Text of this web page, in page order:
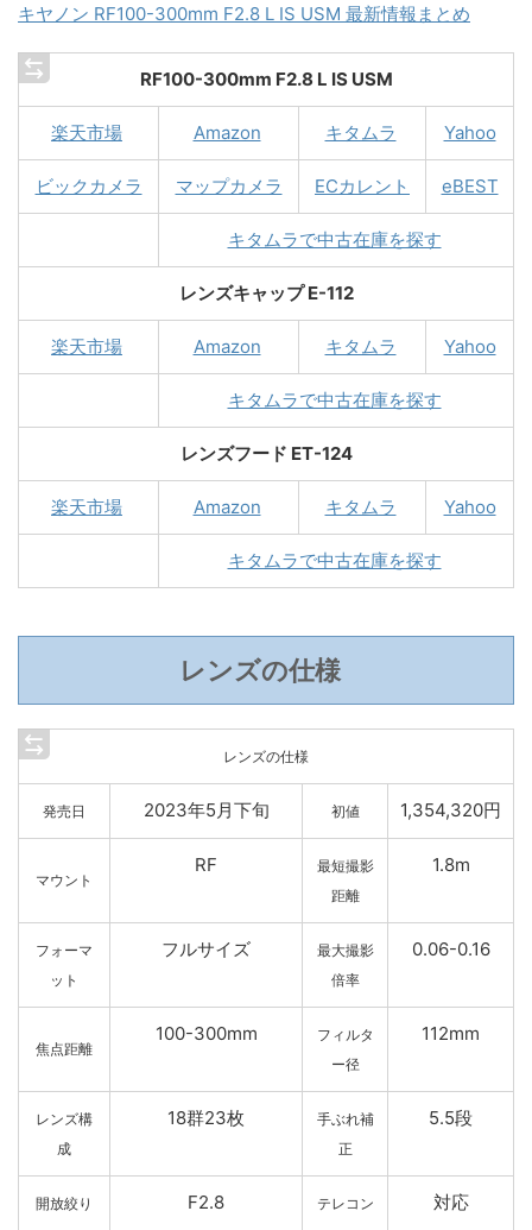
キヤノン RF100-300mm F2.8 L IS USM 最新情報まとめ
RF100-300mm F2.8 L IS USM
楽天市場 Amazon キタムラ Yahoo
ビックカメラ マップカメラ ECカレント eBEST
キタムラで中古在庫を探す
レンズキャップ E-112
楽天市場 Amazon キタムラ Yahoo
キタムラで中古在庫を探す
レンズフード ET-124
楽天市場 Amazon キタムラ Yahoo
キタムラで中古在庫を探す
レンズの仕様
レンズの仕様
発売日 2023年5月下旬 初値 1,354,320円
マウント
RF
最短撮影
距離
1.8m
フォーマ
ット
フルサイズ
最大撮影
倍率
0.06-0.16
焦点距離
100-300mm
フィルタ
ー径
112mm
レンズ構
成
18群23枚
手ぶれ補
正
5.5段
開放絞り F2.8 テレコン 対応